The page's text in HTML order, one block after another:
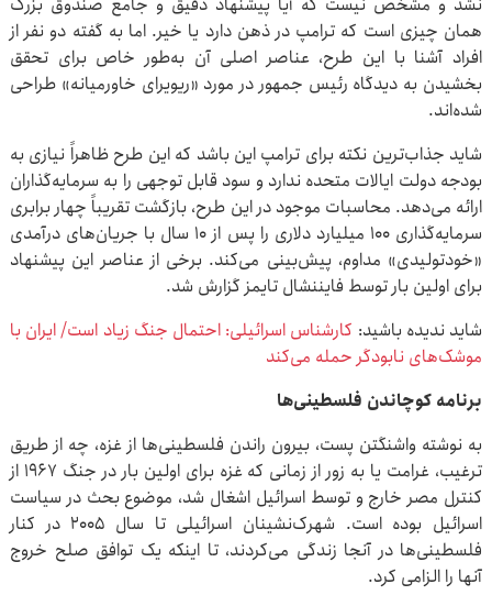
همان چیزی است که ترامپ در ذهن دارد یا خیر. اما به گفته دو نفر از
افراد آشنا با این طرح، عناصر اصلی آن به‌طور خاص برای تحقق
بخشیدن به دیدگاه رئیس جمهور در مورد «ریویرای خاورمیانه» طراحی
شده‌اند.
شاید جذاب‌ترین نکته برای ترامپ این باشد که این طرح ظاهراً نیازی به
بودجه دولت ایالات متحده ندارد و سود قابل توجهی را به سرمایه‌گذاران
ارائه می‌دهد. محاسبات موجود در این طرح، بازگشت تقریباً چهار برابری
سرمایه‌گذاری ۱۰۰ میلیارد دلاری را پس از ۱۰ سال با جریان‌های درآمدی
«خودتولیدی» مداوم، پیش‌بینی می‌کند. برخی از عناصر این پیشنهاد
برای اولین بار توسط فایننشال تایمز گزارش شد.
شاید ندیده باشید: کارشناس اسرائیلی: احتمال جنگ زیاد است/ ایران با
موشک‌های نابودگر حمله می‌کند
برنامه کوچاندن فلسطینی‌ها
به نوشته واشنگتن پست، بیرون راندن فلسطینی‌ها از غزه، چه از طریق
ترغیب، غرامت یا به زور از زمانی که غزه برای اولین بار در جنگ ۱۹۶۷ از
کنترل مصر خارج و توسط اسرائیل اشغال شد، موضوع بحث در سیاست
اسرائیل بوده است. شهرک‌نشینان اسرائیلی تا سال ۲۰۰۵ در کنار
فلسطینی‌ها در آنجا زندگی می‌کردند، تا اینکه یک توافق صلح خروج
آنها را الزامی کرد.